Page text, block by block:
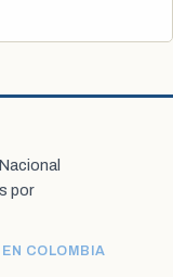
por
COLOMBIA